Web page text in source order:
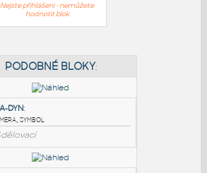
Nejste přihlášeni - nemůžete
hodnotit blok
PODOBNÉ BLOKY: